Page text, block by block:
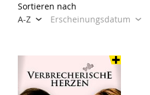
Sortieren nach
A-Z
Erscheinungsdatum